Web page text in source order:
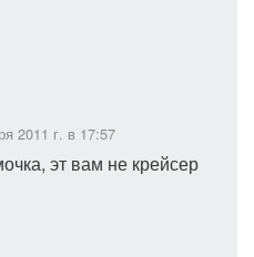
2011 г. в 17:57
эт вам не крейсер